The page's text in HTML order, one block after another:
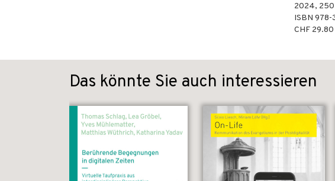
2024, 250
ISBN 978-
CHF 29.80
Das könnte Sie auch interessieren